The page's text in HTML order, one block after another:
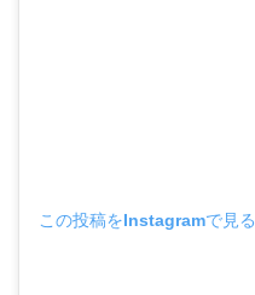
この投稿をInstagramで見る